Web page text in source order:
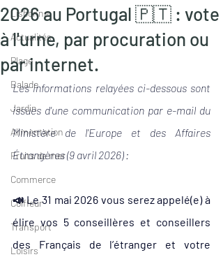
Lisbonne
Actualités
Plage
Balade
Jardin
Alimentation
Fruits de mer
Commerce
Coiffeur
Transport
Loisirs
2026 au Portugal 🇵🇹 : vote
à l'urne, par procuration ou
par internet.
Les informations relayées ci-dessous sont
issues d'une communication par e-mail du
Ministère de l'Europe et des Affaires
Étrangères (9 avril 2026) :
📣 Le 31 mai 2026 vous serez appelé(e) à
élire vos 5 conseillères et conseillers
des Français de l’étranger et votre